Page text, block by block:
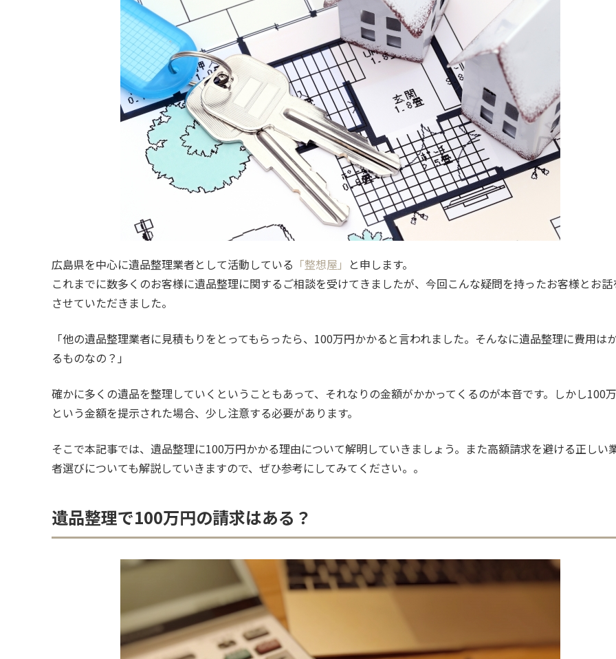
広島県を中心に遺品整理業者として活動している 「整想屋」 と申します。
これまでに数多くのお客様に遺品整理に関するご相談を受けてきましたが、今回こんな疑問を持ったお客様とお話
させていただきました。
「他の遺品整理業者に見積もりをとってもらったら、100万円かかると言われました。そんなに遺品整理に費用は
るものなの？」
確かに多くの遺品を整理していくということもあって、それなりの金額がかかってくるのが本音です。しかし100
という金額を提示された場合、少し注意する必要があります。
そこで本記事では、遺品整理に100万円かかる理由について解明していきましょう。また高額請求を避ける正しい
者選びについても解説していきますので、ぜひ参考にしてみてください。。
遺品整理で100万円の請求はある？